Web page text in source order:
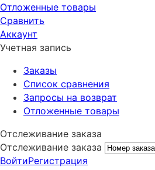
Отложенные товары
Сравнить
Аккаунт
Учетная запись
Заказы
Список сравнения
Запросы на возврат
Отложенные товары
Отслеживание заказа
Отслеживание заказа
ВойтиРегистрация